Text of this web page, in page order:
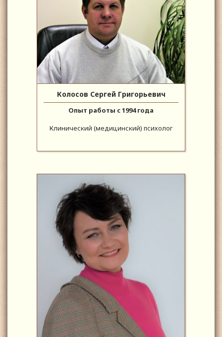
Колосов Сергей Григорьевич
Опыт работы с 1994 года
Клинический (медицинский) психолог